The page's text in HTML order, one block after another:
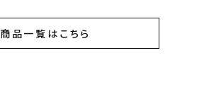
商品一覧はこちら